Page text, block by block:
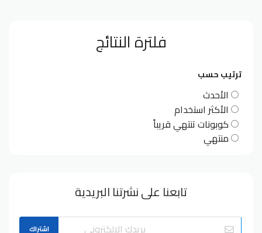
فلترة النتائج
ترتيب حسب
الأحدث
الأكثر استخدام
كوبونات تنتهي قريباً
منتهي
تابعنا على نشرتنا البريدية
اشتراك